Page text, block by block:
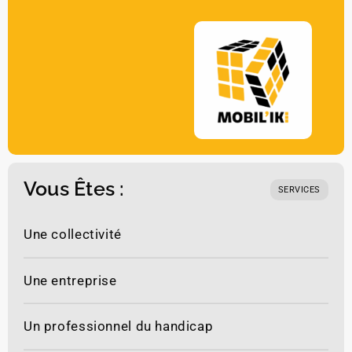
Vous Êtes : SERVICES
Une collectivité
Une entreprise
Un professionnel du handicap